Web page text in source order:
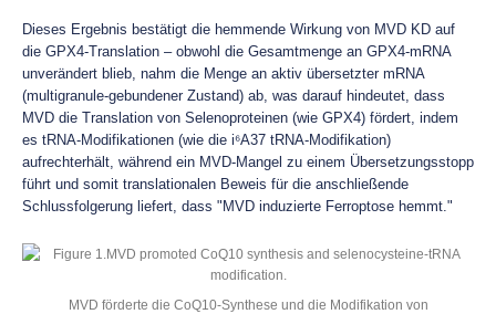
Dieses Ergebnis bestätigt die hemmende Wirkung von MVD KD auf
die GPX4-Translation – obwohl die Gesamtmenge an GPX4-mRNA
unverändert blieb, nahm die Menge an aktiv übersetzter mRNA
(multigranule-gebundener Zustand) ab, was darauf hindeutet, dass
MVD die Translation von Selenoproteinen (wie GPX4) fördert, indem
es tRNA-Modifikationen (wie die i⁶A37 tRNA-Modifikation)
aufrechterhält, während ein MVD-Mangel zu einem Übersetzungsstopp
führt und somit translationalen Beweis für die anschließende
Schlussfolgerung liefert, dass "MVD induzierte Ferroptose hemmt."
MVD förderte die CoQ10-Synthese und die Modifikation von